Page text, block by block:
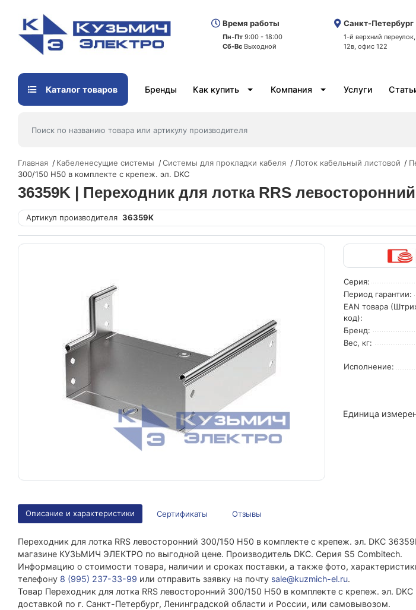
Время работы
Пн-Пт 9:00 - 18:00
Сб-Вс Выходной
Санкт-Петербург
1-й верхний
12в, офис 122
Каталог товаров Бренды Как купить Компания Услуги
Главная Кабеленесущие системы Системы для прокладки кабеля Лоток кабельный листовой
300/150 H50 в комплекте с крепеж. эл. DKC
36359K | Переходник для лотка RRS
Артикул производителя 36359K
Серия:
Период гарантии:
EAN товара
код):
Бренд:
Вес, кг:
Исполнение:
Единица
Описание и характеристики Сертификаты Отзывы
Переходник для лотка RRS левосторонний 300/150 H50 в комплекте с крепеж. эл. DKC
магазине КУЗЬМИЧ ЭЛЕКТРО по выгодной цене. Производитель DKC. Серия S5 Combitech.
Информацию о стоимости товара, наличии и сроках поставки, а также фото,
телефону 8 (995) 237-33-99 или отправить заявку на почту sale@kuzmich-el.ru.
Товар Переходник для лотка RRS левосторонний 300/150 H50 в комплекте с крепеж. эл.
доставкой по г. Санкт-Петербург, Ленинградской области и России, или самовывозом.